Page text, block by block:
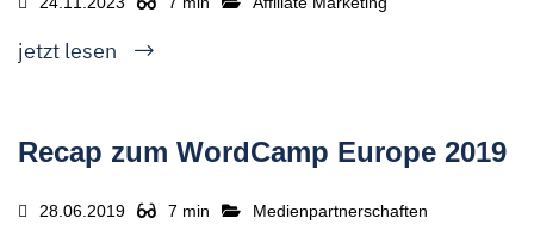
jetzt lesen
Recap zum WordCamp Europe 2019
28.06.2019 7 min Medienpartnerschaften